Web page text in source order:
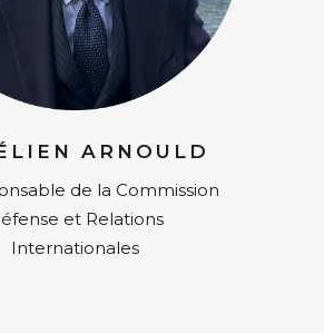
ARNOULD
de la Commission
et Relations
Internationales